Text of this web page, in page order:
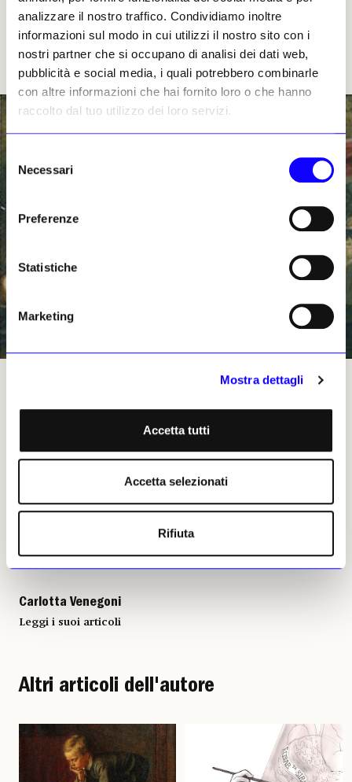
analizzare il nostro traffico. Condividiamo inoltre
informazioni sul modo in cui utilizzi il nostro sito con i
nostri partner che si occupano di analisi dei dati web,
pubblicità e social media, i quali potrebbero combinarle
con altre informazioni che hai fornito loro o che hanno
raccolto dal tuo utilizzo dei loro servizi.
delNecessari
Preferenze
Statistiche
Marketing
Mostra dettagli
Accetta tutti
Accetta selezionati
Rifiuta
Figure. Come funzionano le immagini dal Rinascimento
a Instagram, di Riccardo Falcinelli, 528 pp., 500 ill. col.,
Einaudi, Torino 2020, € 24
«Baccanale» di Sebastiano Ricci, Los Angeles, County Museum of Art
Carlotta Venegoni, 08
Riproduzione riservata
Carlotta Venegoni
Leggi i suoi articoli
Altri articoli dell'autore